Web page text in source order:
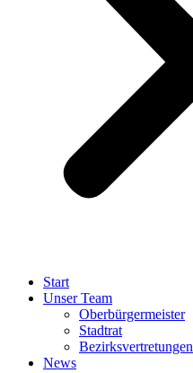
Start
Unser Team
Oberbürgermeister
Stadtrat
Bezirksvertretungen
News